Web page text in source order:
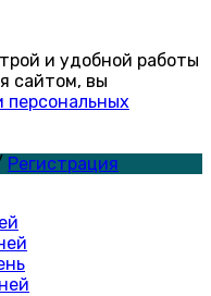
и удобной работы
сайтом, вы
персональных
Регистрация